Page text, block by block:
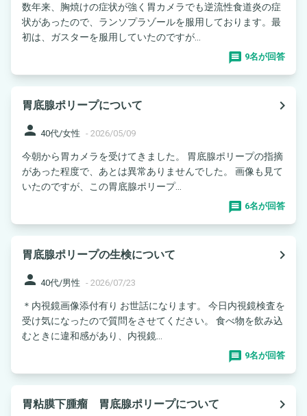
数年来、胸焼けの症状が強く胃カメラでも逆流性食道炎の症
状があったので、ランソプラゾールを服用しております。最
初は、ガスターを服用していたのですが...
9名が回答
胃底腺ポリープについて
navigate_next
person 40代/女性 - 2026/05/09
今朝から胃カメラを受けてきました。 胃底腺ポリープの指摘
があった程度で、あとは異常ありませんでした。 画像も見て
いたのですが、この胃底腺ポリープ...
6名が回答
胃底腺ポリープの生検について
navigate_next
person 40代/男性 - 2026/07/23
＊内視鏡画像添付有り お世話になります。 今日内視鏡検査を
受け気になったので質問をさせてください。 食べ物を飲み込
むときに違和感があり、内視鏡...
9名が回答
胃粘膜下腫瘤 胃底腺ポリープについて
navigate_next